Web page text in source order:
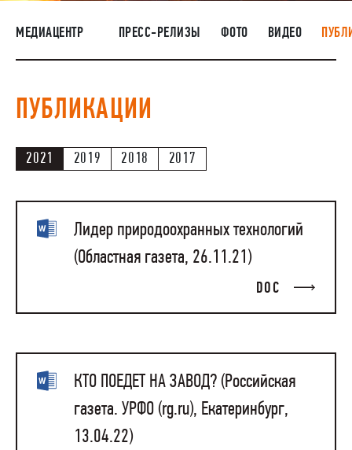
НАШИ ЛЮДИ
ОКРУЖАЮЩАЯ СРЕДА
ЗАКУПКИ
МЕДИАЦЕНТР ПРЕСС-РЕЛИЗЫ ФОТО ВИДЕО
ПУБЛИКАЦИИ
2021 2019 2018 2017
Лидер природоохранных технологий
(Областная газета, 26.11.21)
DOC
КТО ПОЕДЕТ НА ЗАВОД? (Российская
газета. УРФО (rg.ru), Екатеринбург,
13.04.22)